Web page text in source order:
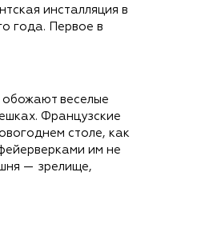
инсталляция в
года. Первое в
веселые
Французские
столе, как
им не
— зрелище,